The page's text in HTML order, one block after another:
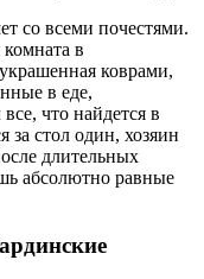
со всеми почестями.
в
коврами,
в еде,
что найдется в
за стол один, хозяин
длительных
абсолютно равные